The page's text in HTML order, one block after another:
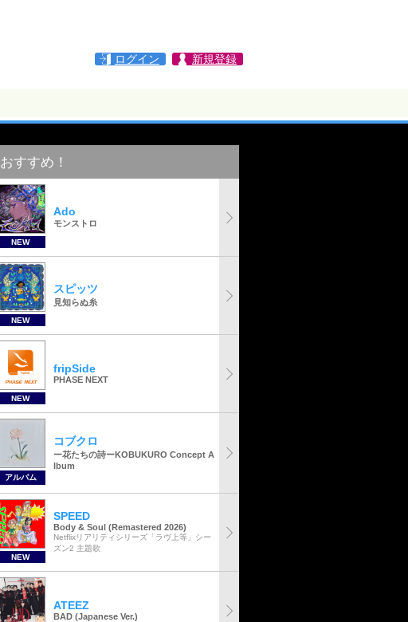
ログイン 新規登録
おすすめ！
NEW
Ado
モンストロ
NEW
スピッツ
見知らぬ糸
NEW
fripSide
PHASE NEXT
アルバム
コブクロ
ー花たちの詩ーKOBUKURO Concept A
lbum
NEW
SPEED
Body & Soul (Remastered 2026)
Netflixリアリティシリーズ「ラヴ上等」シー
ズン2 主題歌
ATEEZ
BAD (Japanese Ver.)